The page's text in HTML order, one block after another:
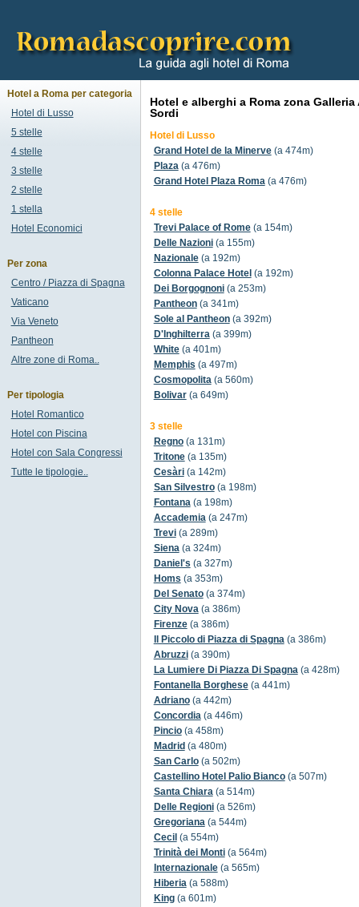
Hotel e alberghi a Roma zona Galleria
Sordi
Hotel di Lusso
Grand Hotel de la Minerve(a 474m)
Plaza(a 476m)
Grand Hotel Plaza Roma(a 476m)
4 stelle
Trevi Palace of Rome(a 154m)
Delle Nazioni(a 155m)
Nazionale(a 192m)
Colonna Palace Hotel (a 192m)
Dei Borgognoni(a 253m)
Pantheon(a 341m)
Sole al Pantheon(a 392m)
D'Inghilterra(a 399m)
White(a 401m)
Memphis (a 497m)
Cosmopolita(a 560m)
Bolivar(a 649m)
3 stelle
Regno(a 131m)
Tritone(a 135m)
Cesàri(a 142m)
San Silvestro(a 198m)
Fontana(a 198m)
Accademia(a 247m)
Trevi(a 289m)
Siena(a 324m)
Daniel's (a 327m)
Homs (a 353m)
Del Senato(a 374m)
City Nova(a 386m)
Firenze(a 386m)
Il Piccolo di Piazza di Spagna(a 386m)
Abruzzi(a 390m)
La Lumiere Di Piazza Di Spagna(a 428m)
Fontanella Borghese(a 441m)
Adriano(a 442m)
Concordia(a 446m)
Pincio(a 458m)
Madrid (a 480m)
San Carlo(a 502m)
Castellino Hotel Palio Bianco(a 507m)
Santa Chiara(a 514m)
Delle Regioni(a 526m)
Gregoriana(a 544m)
Cecil (a 554m)
Trinità dei Monti(a 564m)
Internazionale(a 565m)
Hiberia(a 588m)
King(a 601m)
Hotel a Roma per categoria
Hotel di Lusso
5 stelle
4 stelle
3 stelle
2 stelle
1 stella
Hotel Economici
Per zona
Centro / Piazza di Spagna
Vaticano
Via Veneto
Pantheon
Altre zone di Roma..
Per tipologia
Hotel Romantico
Hotel con Piscina
Hotel con Sala Congressi
Tutte le tipologie..